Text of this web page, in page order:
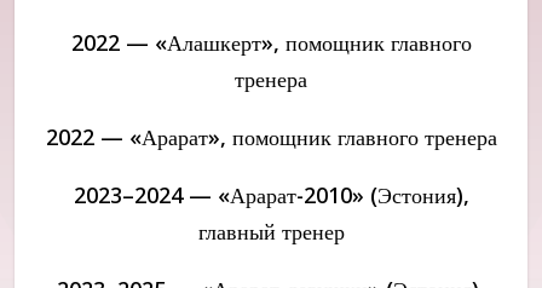
2022 — «Алашкерт», помощник главного
тренера
2022 — «Арарат», помощник главного тренера
2023–2024 — «Арарат-2010» (Эстония),
главный тренер